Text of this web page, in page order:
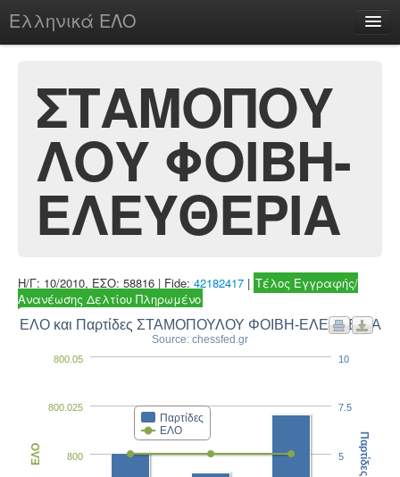
Ελληνικά ΕΛΟ
chesstu.be @ discord
Login
ΣΤΑΜΟΠΟΥ
ΛΟΥ ΦΟΙΒΗ-
ΕΛΕΥΘΕΡΙΑ
Η/Γ: 10/2010, ΕΣΟ: 58816 | Fide: 42182417 | Τέλος Εγγραφής/
Ανανέωσης Δελτίου Πληρωμένο
ΕΛΟ και Παρτίδες ΣΤΑΜΟΠΟΥΛΟΥ ΦΟΙΒΗ-ΕΛΕΥΘΕΡΙΑ
Source: chessfed.gr
Παρτίδες
ΕΛΟ
800
800.025
800.05
ΕΛΟ 5
7.5
10
Παρτίδες